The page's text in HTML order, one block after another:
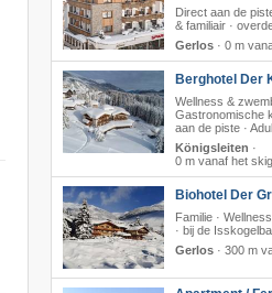
Direct aan de
& familiair ·
Gerlos· 0 m
Berghotel Der
Wellness &
Gastronomische
aan de piste ·
Königsleiten ·
0 m vanaf het
Biohotel Der
Familie ·
· bij de
Gerlos· 300 m